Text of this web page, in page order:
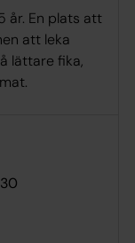
år. En plats att
att leka
lättare fika,